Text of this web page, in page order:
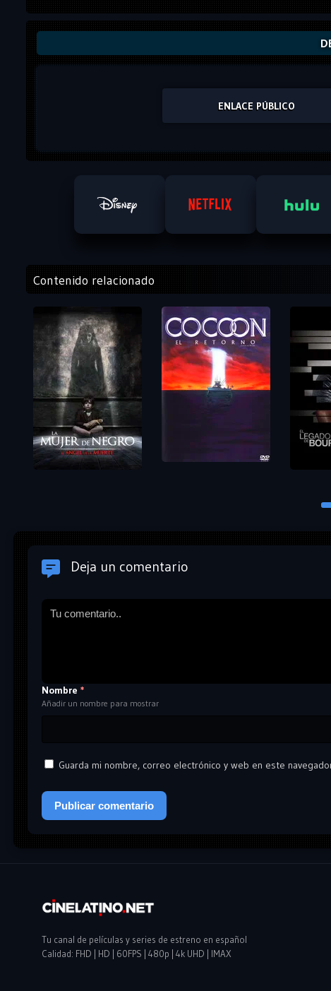
ENLACE PÚBLICO
Contenido relacionado
Deja un comentario
Nombre *
Añadir un nombre para mostrar
Guarda mi nombre, correo electrónico y web en este
Tu canal de películas y series de estreno en español
Calidad: FHD | HD | 60FPS | 480p | 4k UHD | IMAX